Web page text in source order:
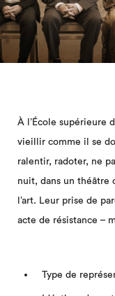
À l’École supérieure
vieillir comme il se
ralentir, radoter, ne
nuit, dans un théâtre
l’art. Leur prise de
acte de résistance –
Type de